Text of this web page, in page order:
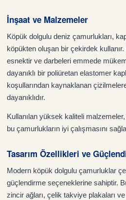
İnşaat ve Malzemeler
Köpük dolgulu deniz çamurlukları,
köpükten oluşan bir çekirdek
esnektir ve darbeleri emmede
dayanıklı bir poliüretan elastomer
koşullarından kaynaklanan
dayanıklıdır.
Kullanılan yüksek kaliteli
bu çamurlukların iyi çalışmasını
Tasarım Özellikleri ve
Modern köpük dolgulu çamurluklar
güçlendirme seçeneklerine sahiptir.
zincir ağları, çelik takviye plakaları